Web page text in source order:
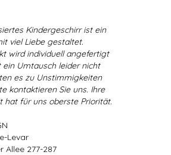
Kindergeschirr ist ein
viel Liebe gestaltet.
wird individuell angefertigt
Umtausch leider nicht
es zu Unstimmigkeiten
kontaktieren Sie uns. Ihre
hat für uns oberste Priorität.
Levar
Allee 277-287